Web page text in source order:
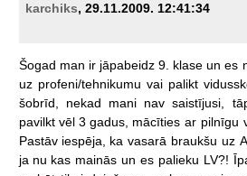
karchiks, 29.11.2009. 12:41:34
Šogad man ir jāpabeidz 9. klase un es
uz profeni/tehnikumu vai palikt
šobrīd,
nekad mani nav saistījusi,
pavilkt vēl 3 gadus, mācīties ar pilnīgu
Pastāv iespēja, ka vasarā braukšu uz
ja nu kas mainās un es palieku LV?!